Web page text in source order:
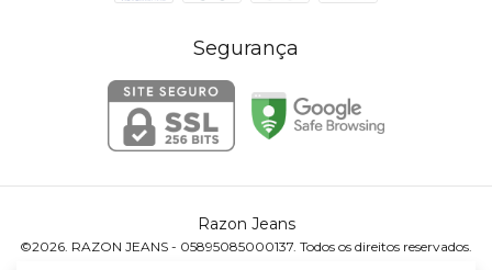
Segurança
Razon Jeans
©2026. RAZON JEANS - 05895085000137. Todos os direitos reservados.